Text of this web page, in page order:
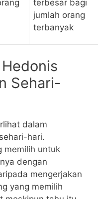
terbesar bagi
jumlah orang
terbanyak
Sehari-
dalam
hari.
memilih untuk
dengan
mengerjakan
yang memilih